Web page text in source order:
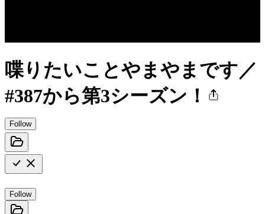
喋りたいことやまやまです／
#387から第3シーズン！
Follow
Follow